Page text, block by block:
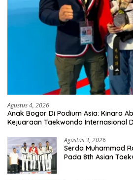
Agustus 4, 2026
Anak Bogor Di Podium Asia: Kinara
Kejuaraan Taekwondo Internasional
Agustus 3, 2026
Serda Muhammad
Pada 8th Asian